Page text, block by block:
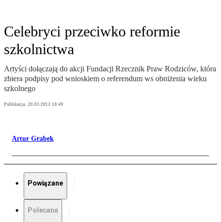
Celebryci przeciwko reformie
szkolnictwa
Artyści dołączają do akcji Fundacji Rzecznik Praw Rodziców, która
zbiera podpisy pod wnioskiem o referendum ws obniżenia wieku
szkolnego
Publikacja: 20.03.2013 18:49
Artur Grabek
Powiązane
Polecane